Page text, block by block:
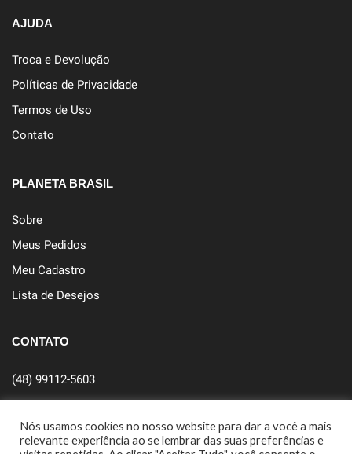
AJUDA
Troca e Devolução
Políticas de Privacidade
Termos de Uso
Contato
PLANETA BRASIL
Sobre
Meus Pedidos
Meu Cadastro
Lista de Desejos
CONTATO
(48) 99112-5603
(48) 3254-1595
Nós usamos cookies no nosso website para dar a você a mais
relevante experiência ao se lembrar das suas preferências e